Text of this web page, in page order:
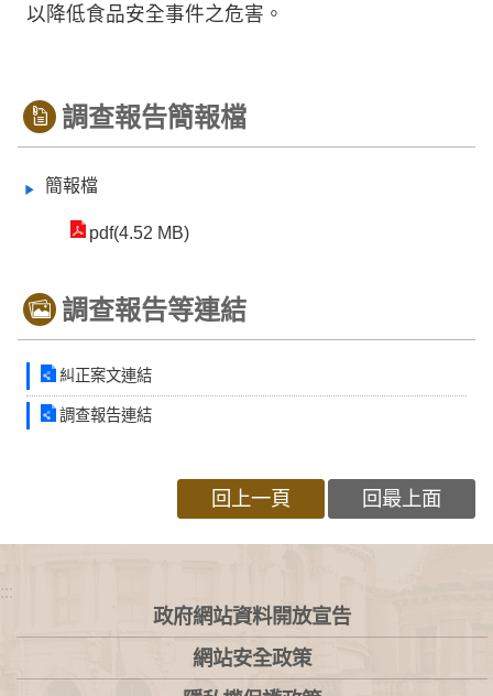
以降低食品安全事件之危害。
調查報告簡報檔
簡報檔
pdf(4.52 MB)
調查報告等連結
糾正案文連結
調查報告連結
回上一頁 回最上面
:::
政府網站資料開放宣告
網站安全政策